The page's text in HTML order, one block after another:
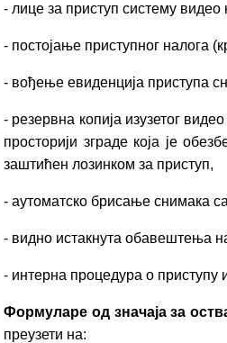
- лицe за приступ систему
- постојање приступног налога
- вођење евиденција приступа
- резервна копија изузетог
просторији зграде која је
заштићен лозинком за приступ,
- аутоматско брисање снимака
- видно истакнута обавештења
- интерна процедура о
Формуларе од значаја за
преузети на: